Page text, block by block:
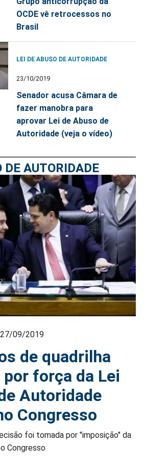
OCDE vê retrocessos no
Brasil
LEI DE ABUSO DE AUTORIDADE
23/10/2019
Senador acusa Câmara de
fazer manobra para
aprovar Lei de Abuso de
Autoridade (veja o vídeo)
DE AUTORIDADE
27/09/2019
de quadrilha
força da Lei
Autoridade
Congresso
foi tomada por "imposição" da
Congresso